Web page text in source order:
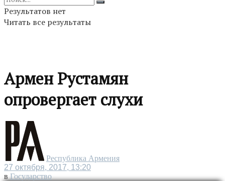
Результатов нет
Читать все результаты
Армен Рустамян
опровергает слухи
Республика Армения
27 октября, 2017, 13:20
в Государство